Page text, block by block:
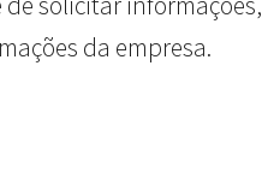
da empresa.